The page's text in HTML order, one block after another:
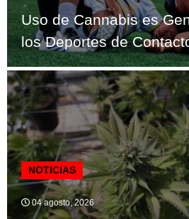
Uso de Cannabis es
los Deportes de
NOTICIAS
04 agosto, 2026